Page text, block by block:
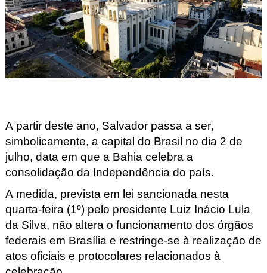
A partir deste ano, Salvador passa a ser,
simbolicamente, a capital do Brasil no dia 2 de
julho, data em que a Bahia celebra a
consolidação da Independência do país.
A medida, prevista em lei sancionada nesta
quarta-feira (1º) pelo presidente Luiz Inácio Lula
da Silva, não altera o funcionamento dos órgãos
federais em Brasília e restringe-se à realização de
atos oficiais e protocolares relacionados à